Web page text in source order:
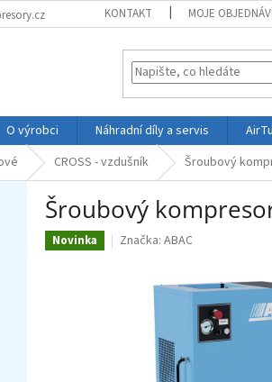
KONTAKT MOJE
O výrobci Náhradní díly a servis
CROSS - vzdušník Šroubový
Šroubový kompresor
Novinka Značka: ABAC